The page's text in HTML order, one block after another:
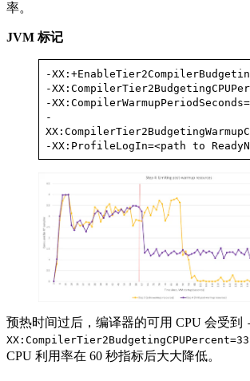
率。
JVM 标记
-
-
-
-
-XX:ProfileLogIn=<path to
预热时间过后，编译器的可用 CPU 会受到
-
XX:CompilerTier2BudgetingCPUPercent=33
CPU 利用率在 60 秒指标后大大降低。